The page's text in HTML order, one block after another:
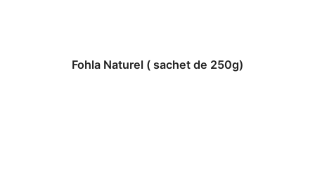
Fohla Naturel ( sachet de 250g)